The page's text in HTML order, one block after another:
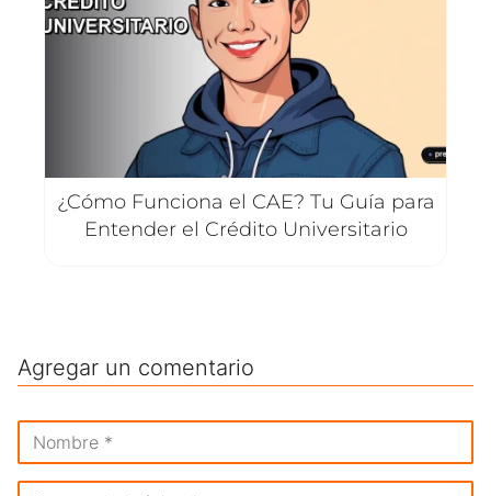
¿Cómo Funciona el CAE? Tu Guía para
Entender el Crédito Universitario
Agregar un comentario